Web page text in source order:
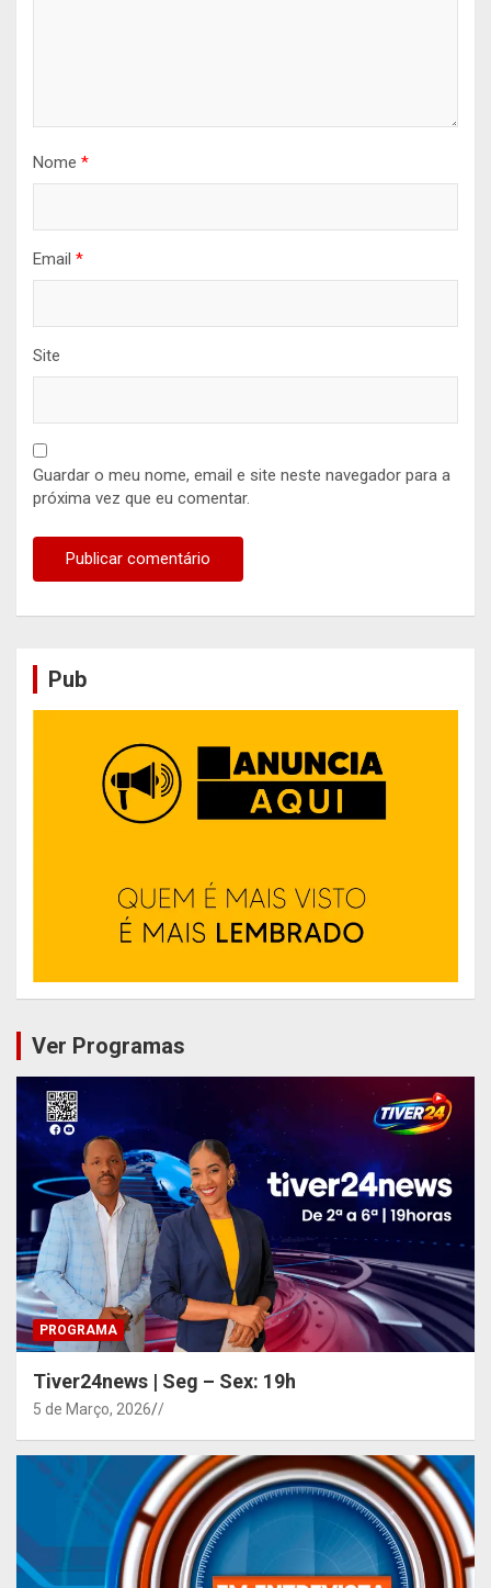
Nome *
Email *
Site
Guardar o meu nome, email e site neste navegador para a
próxima vez que eu comentar.
Pub
Ver Programas
PROGRAMA
Tiver24news | Seg – Sex: 19h
5 de Março, 2026 /